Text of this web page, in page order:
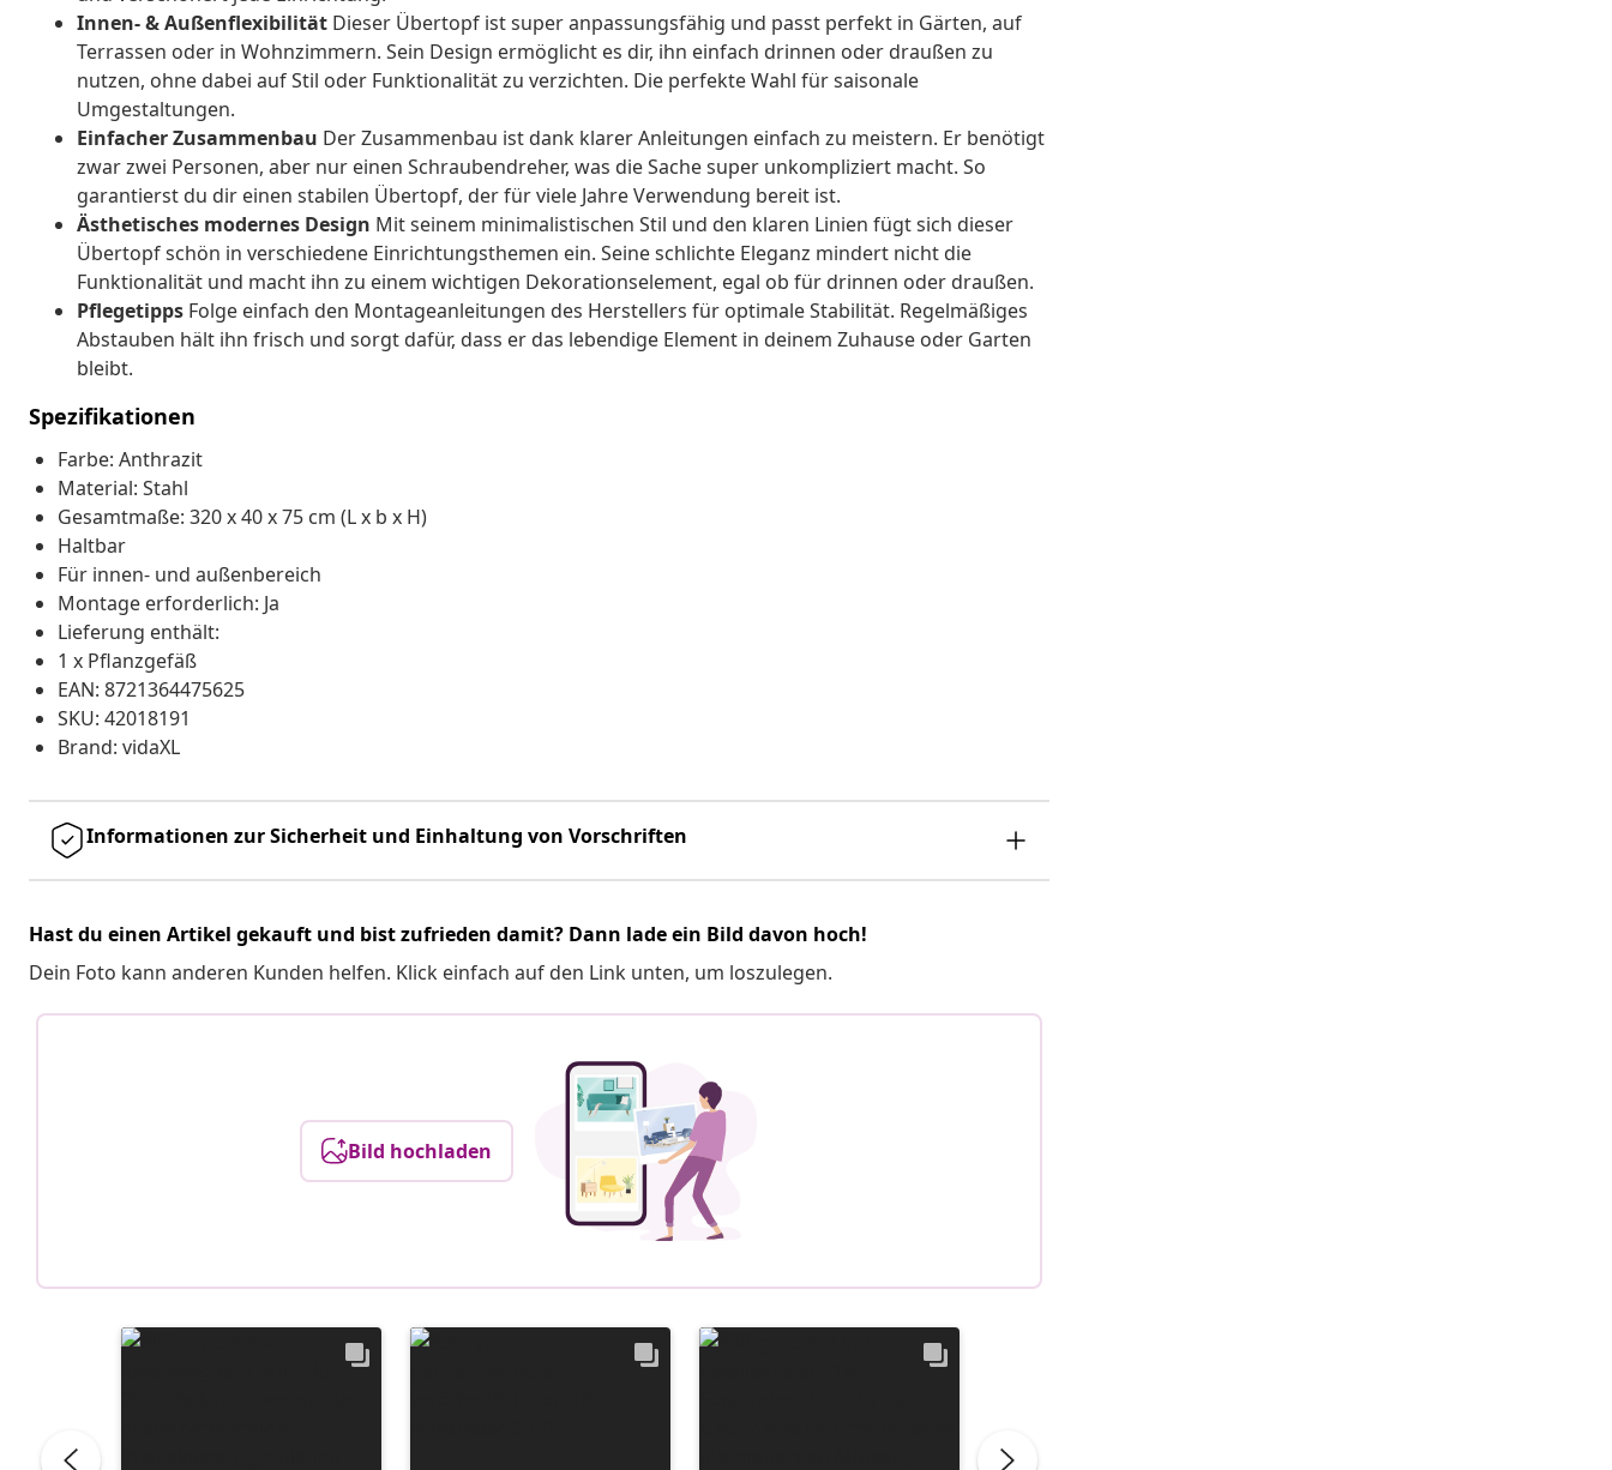
Innen- & Außenflexibilität Dieser Übertopf ist super anpassungsfähig und passt perfekt in Gärten, auf
Terrassen oder in Wohnzimmern. Sein Design ermöglicht es dir, ihn einfach drinnen oder draußen zu
nutzen, ohne dabei auf Stil oder Funktionalität zu verzichten. Die perfekte Wahl für saisonale
Umgestaltungen.
Einfacher Zusammenbau Der Zusammenbau ist dank klarer Anleitungen einfach zu meistern. Er benötigt
zwar zwei Personen, aber nur einen Schraubendreher, was die Sache super unkompliziert macht. So
garantierst du dir einen stabilen Übertopf, der für viele Jahre Verwendung bereit ist.
Ästhetisches modernes Design Mit seinem minimalistischen Stil und den klaren Linien fügt sich dieser
Übertopf schön in verschiedene Einrichtungsthemen ein. Seine schlichte Eleganz mindert nicht die
Funktionalität und macht ihn zu einem wichtigen Dekorationselement, egal ob für drinnen oder draußen.
Pflegetipps Folge einfach den Montageanleitungen des Herstellers für optimale Stabilität. Regelmäßiges
Abstauben hält ihn frisch und sorgt dafür, dass er das lebendige Element in deinem Zuhause oder Garten
bleibt.
Spezifikationen
Farbe: Anthrazit
Material: Stahl
Gesamtmaße: 320 x 40 x 75 cm (L x b x H)
Haltbar
Für innen- und außenbereich
Montage erforderlich: Ja
Lieferung enthält:
1 x Pflanzgefäß
EAN: 8721364475625
SKU: 42018191
Brand: vidaXL
Informationen zur Sicherheit und Einhaltung von Vorschriften
Hast du einen Artikel gekauft und bist zufrieden damit? Dann lade ein Bild davon hoch!
Dein Foto kann anderen Kunden helfen. Klick einfach auf den Link unten, um loszulegen.
Bild hochladen